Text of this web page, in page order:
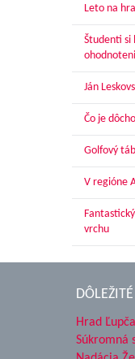
Leto na
Študenti si
Ján
Čo je
Golfový
V regióne
vrchu
Hrad Ľupča
Súkromná